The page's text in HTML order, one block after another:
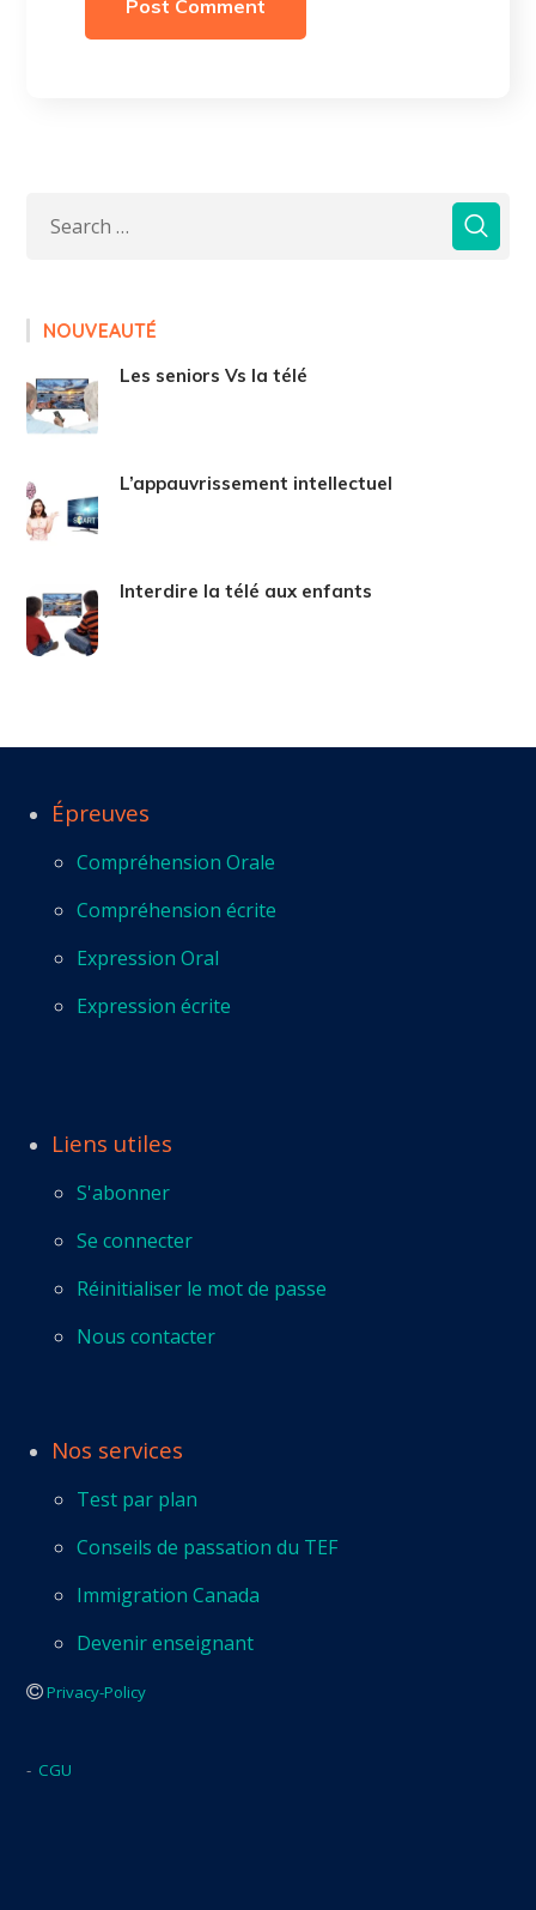
NOUVEAUTÉ
Les seniors Vs la télé
L’appauvrissement intellectuel
Interdire la télé aux enfants
Épreuves
Compréhension Orale
Compréhension écrite
Expression Oral
Expression écrite
Liens utiles
S'abonner
Se connecter
Réinitialiser le mot de passe
Nous contacter
Nos services
Test par plan
Conseils de passation du TEF
Immigration Canada
Devenir enseignant
Privacy-Policy
- CGU